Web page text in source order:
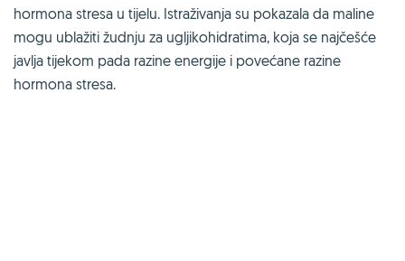
hormona stresa u tijelu. Istraživanja su pokazala da maline
mogu ublažiti žudnju za ugljikohidratima, koja se najčešće
javlja tijekom pada razine energije i povećane razine
hormona stresa.